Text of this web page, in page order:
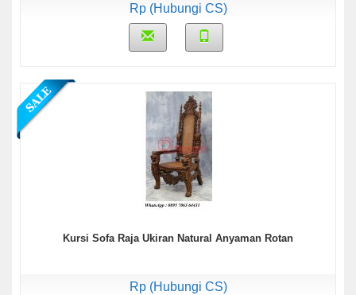
Rp (Hubungi CS)
Kursi Sofa Raja Ukiran Natural Anyaman Rotan
Rp (Hubungi CS)